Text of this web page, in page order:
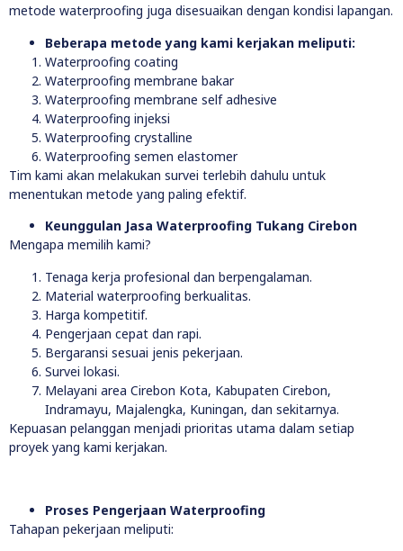
metode waterproofing juga disesuaikan dengan kondisi lapangan.
Beberapa metode yang kami kerjakan meliputi:
Waterproofing coating
Waterproofing membrane bakar
Waterproofing membrane self adhesive
Waterproofing injeksi
Waterproofing crystalline
Waterproofing semen elastomer
Tim kami akan melakukan survei terlebih dahulu untuk
menentukan metode yang paling efektif.
Keunggulan Jasa Waterproofing Tukang Cirebon
Mengapa memilih kami?
Tenaga kerja profesional dan berpengalaman.
Material waterproofing berkualitas.
Harga kompetitif.
Pengerjaan cepat dan rapi.
Bergaransi sesuai jenis pekerjaan.
Survei lokasi.
Melayani area Cirebon Kota, Kabupaten Cirebon,
Indramayu, Majalengka, Kuningan, dan sekitarnya.
Kepuasan pelanggan menjadi prioritas utama dalam setiap
proyek yang kami kerjakan.
Proses Pengerjaan Waterproofing
Tahapan pekerjaan meliputi: